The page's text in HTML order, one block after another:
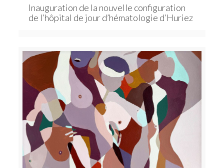
Inauguration de la nouvelle configuration
de l’hôpital de jour d’hématologie d’Huriez